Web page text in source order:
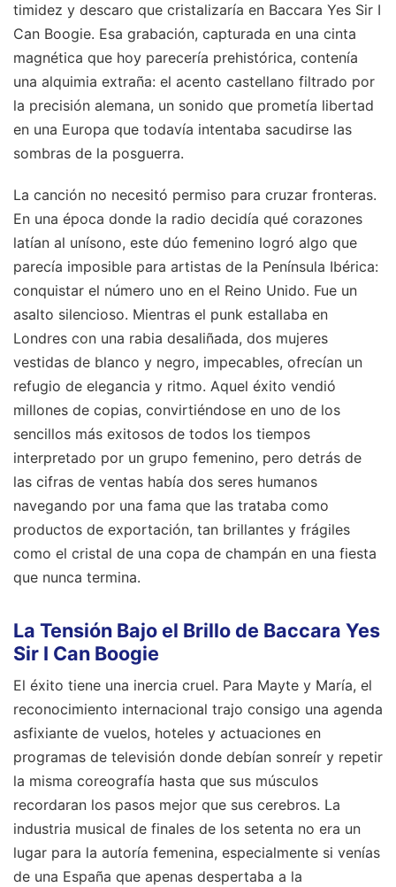
timidez y descaro que cristalizaría en Baccara Yes Sir I
Can Boogie. Esa grabación, capturada en una cinta
magnética que hoy parecería prehistórica, contenía
una alquimia extraña: el acento castellano filtrado por
la precisión alemana, un sonido que prometía libertad
en una Europa que todavía intentaba sacudirse las
sombras de la posguerra.
La canción no necesitó permiso para cruzar fronteras.
En una época donde la radio decidía qué corazones
latían al unísono, este dúo femenino logró algo que
parecía imposible para artistas de la Península Ibérica:
conquistar el número uno en el Reino Unido. Fue un
asalto silencioso. Mientras el punk estallaba en
Londres con una rabia desaliñada, dos mujeres
vestidas de blanco y negro, impecables, ofrecían un
refugio de elegancia y ritmo. Aquel éxito vendió
millones de copias, convirtiéndose en uno de los
sencillos más exitosos de todos los tiempos
interpretado por un grupo femenino, pero detrás de
las cifras de ventas había dos seres humanos
navegando por una fama que las trataba como
productos de exportación, tan brillantes y frágiles
como el cristal de una copa de champán en una fiesta
que nunca termina.
La Tensión Bajo el Brillo de Baccara Yes
Sir I Can Boogie
El éxito tiene una inercia cruel. Para Mayte y María, el
reconocimiento internacional trajo consigo una agenda
asfixiante de vuelos, hoteles y actuaciones en
programas de televisión donde debían sonreír y repetir
la misma coreografía hasta que sus músculos
recordaran los pasos mejor que sus cerebros. La
industria musical de finales de los setenta no era un
lugar para la autoría femenina, especialmente si venías
de una España que apenas despertaba a la